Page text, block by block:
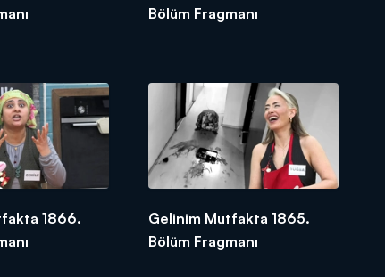
Bölüm Fragmanı
1866.
Gelinim Mutfakta 1865.
Bölüm Fragmanı